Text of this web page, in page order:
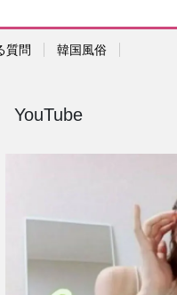
質問 韓国風俗
YouTube